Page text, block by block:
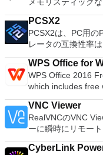
換パーティション
sounds together. Change the speed or pitch of a recording.
フォーマットおよび作成できま
役立ちます。 Windows、Linux、およびUEFI用の起動可能な
ISOからUSBイン
合。 OSがインストールされていないシステムで作業する必要
がある場合。 BIOSまたはその他のファームウェアをDOSから
フラッシュする必
を実行する必要がある場合。 Rufusは
す：Arch Linux、
Damn Small Linux
gNewSense、
Kubuntu、Linux
OpenSUSE、
Rescue Kit、
PCSX2
PCSX2は、PC用の
レータの互換性率
以上を誇っていま
いる場合、PCSX2
アプリケーション
供するため、
PCで動作するゲームを見
ーターを使用する
プレイステーショ
ケーションでは、
ハードドライブか
WPS Office for
WPS Office 2016
which includes free
and presentation
easily be able to deal
Office 2016 Free
French, German,
languages. To switch
VNC Viewer
RealVNCのVNC
ーに瞬時にリモー
またはLinuxマシン
使用すると、コン
CyberLink